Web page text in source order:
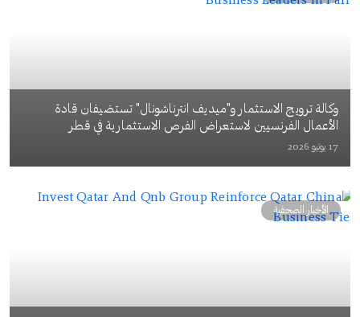
وكالة ترويج الاستثمار و"ميديف انترناشونال" تستضيفان قادة
الأعمال الفرنسيين لاستعراض الفرص الاستثمارية في قطر
17 يونيو 2026
الأخبار الصحفية